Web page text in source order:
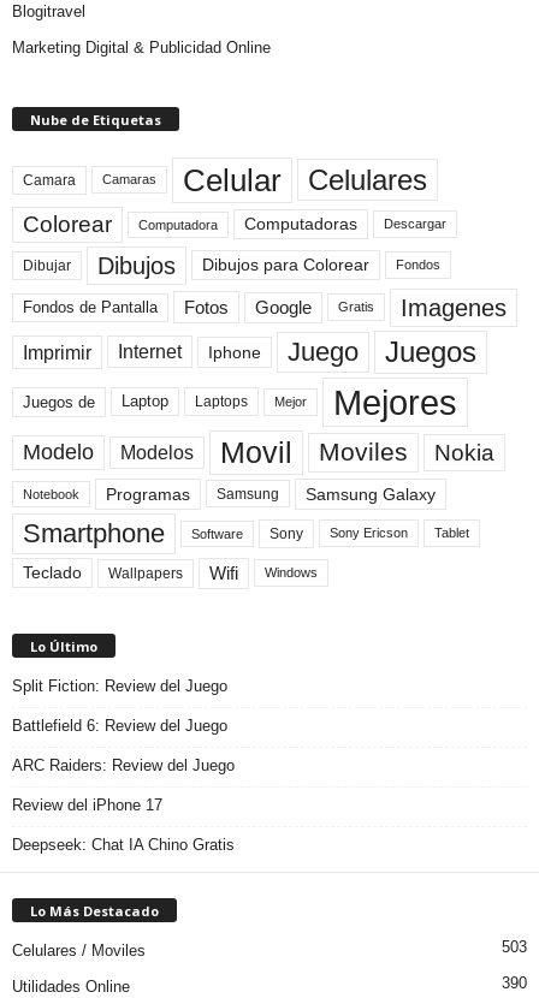
Blogitravel
Marketing Digital & Publicidad Online
Nube de Etiquetas
Camara Camaras Celular Celulares
Colorear Computadora Computadoras Descargar
Dibujar Dibujos Dibujos para Colorear Fondos
Fondos de Pantalla Fotos Google Gratis Imagenes
Imprimir Internet Iphone Juego Juegos
Juegos de Laptop Laptops Mejor Mejores
Modelo Modelos Movil Moviles Nokia
Notebook Programas Samsung Samsung Galaxy
Smartphone Software Sony Sony Ericson Tablet
Teclado Wallpapers Wifi Windows
Lo Último
Split Fiction: Review del Juego
Battlefield 6: Review del Juego
ARC Raiders: Review del Juego
Review del iPhone 17
Deepseek: Chat IA Chino Gratis
Lo Más Destacado
Celulares / Moviles 503
Utilidades Online 390